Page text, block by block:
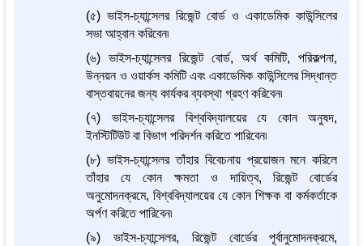
(৫) ভাইস-চ্যান্সেলর রিজেন্ট বোর্ড ও একাডেমিক কাউন্সিলের
সভা আহ্বান করিবেন৷
(৬) ভাইস-চ্যান্সেলর রিজেন্ট বোর্ড, অর্থ কমিটি, পরিকল্পনা,
উন্নয়ন ও ওয়ার্কস কমিটি এবং একাডেমিক কাউন্সিলের সিদ্ধান্ত
বাস্তবায়নের জন্য কার্যকর ব্যবস্থা গ্রহণ করিবেন৷
(৭) ভাইস-চ্যান্সেলর বিশ্ববিদ্যালয়ের যে কোন অনুষদ,
ইনস্টিটিউট বা বিভাগ পরিদর্শন করিতে পারিবেন৷
(৮) ভাইস-চ্যান্সেলর তাঁহার বিবেচনায় প্রয়োজন মনে করিলে
তাঁহার যে কোন ক্ষমতা ও দায়িত্ব, রিজেন্ট বোর্ডের
অনুমোদনক্রমে, বিশ্ববিদ্যালয়ের যে কোন শিক্ষক বা কর্মকর্তাকে
অর্পণ করিতে পারিবেন৷
(৯) ভাইস-চ্যান্সেলর, রিজেন্ট বোর্ডের পূর্বানুমোদনক্রমে,